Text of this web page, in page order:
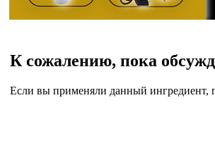
К сожалению, пока
Если вы применяли данный ингредиент,